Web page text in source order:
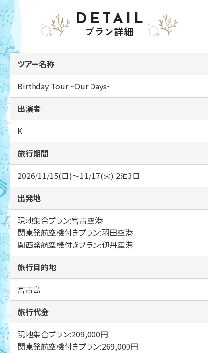
DETAIL
プラン詳細
ツアー名称
Birthday Tour ~Our Days~
出演者
K
旅行期間
2026/11/15(日)～11/17(火) 2泊3日
出発地
現地集合プラン:宮古空港
関東発航空機付きプラン:羽田空港
関西発航空機付きプラン:伊丹空港
旅行目的地
宮古島
旅行代金
現地集合プラン:209,000円
関東発航空機付きプラン:269,000円